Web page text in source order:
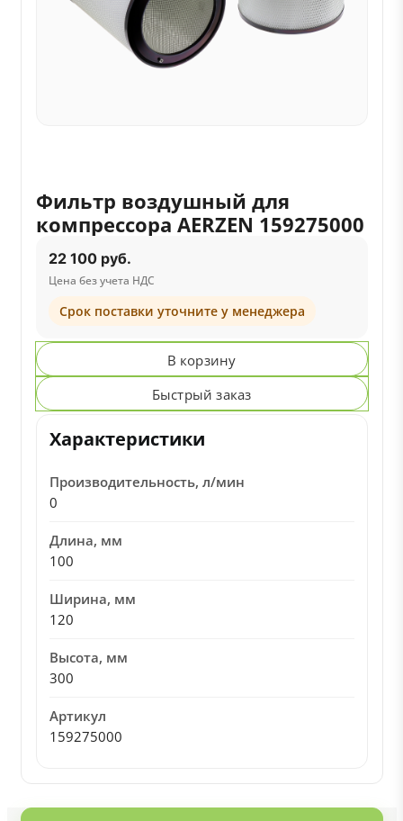
Фильтр воздушный для
компрессора AERZEN 159275000
22 100 руб.
Цена без учета НДС
Срок поставки уточните у менеджера
В корзину
Быстрый заказ
Характеристики
Производительность, л/мин
0
Длина, мм
100
Ширина, мм
120
Высота, мм
300
Артикул
159275000